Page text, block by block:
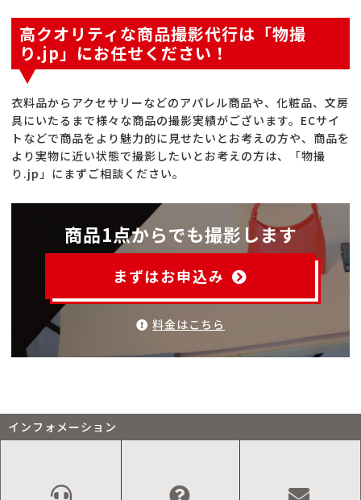
高クオリティな商品撮影代行は「物撮
り.jp」にお任せください！
衣料品からアクセサリーなどのアパレル商品や、化粧品、文房
具にいたるまで様々な商品の撮影実績がございます。ECサイ
トなどで商品をより魅力的に見せたいとお考えの方や、商品を
より実物に近い状態で撮影したいとお考えの方は、「物撮
り.jp」にまずご相談ください。
商品1点からでも撮影します
まずはお申込み
料金はこちら
インフォメーション